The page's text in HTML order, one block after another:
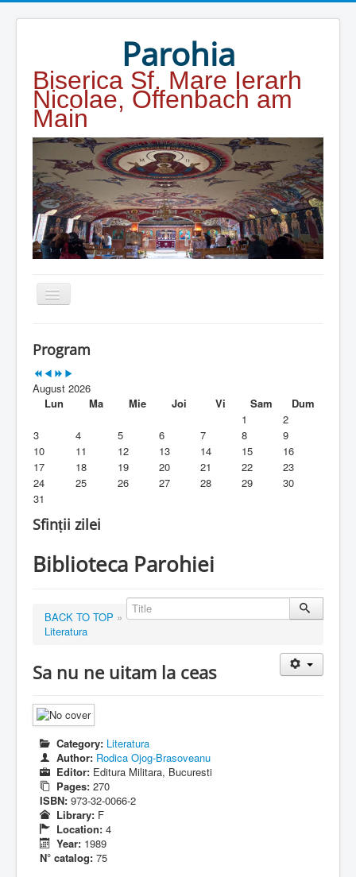
Parohia
Biserica Sf. Mare Ierarh
Nicolae, Offenbach am
Main
Duhovnicesti
Alte legaturi
Biblioteca Parohiei
Foaia Parohiei
Program
August 2026
Lun
Ma Mie Joi Vi Sam
Dum
1
2
3
4 5 6 7 8
9
10
11 12 13 14 15
16
17
18 19 20 21 22
23
24
25 26 27 28 29
30
31
Sfinții zilei
Biblioteca Parohiei
BACK TO TOP »
Literatura
Sa nu ne uitam la ceas
Category: Literatura
Author: Rodica Ojog-Brasoveanu
Editor: Editura Militara, Bucuresti
Pages:270
ISBN: 973-32-0066-2
Library: F
Location:4
Year: 1989
N° catalog: 75